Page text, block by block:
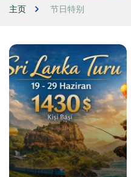
主页 节日特别